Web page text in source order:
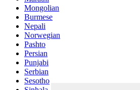
Mongolian
Burmese
Nepali
Norwegian
Pashto
Persian
Punjabi
Serbian
Sesotho